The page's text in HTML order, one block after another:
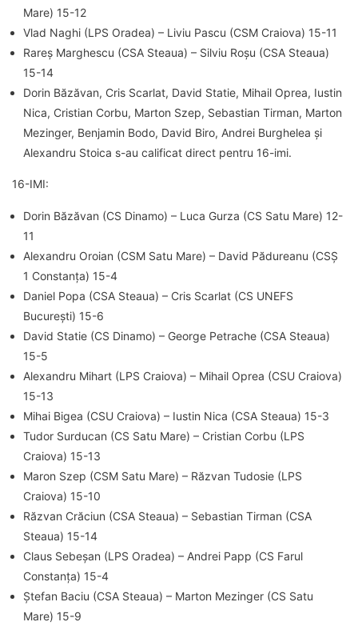
Mare) 15-12
Vlad Naghi (LPS Oradea) – Liviu Pascu (CSM Craiova) 15-11
Rareș Marghescu (CSA Steaua) – Silviu Roșu (CSA Steaua)
15-14
Dorin Băzăvan, Cris Scarlat, David Statie, Mihail Oprea, Iustin
Nica, Cristian Corbu, Marton Szep, Sebastian Tirman, Marton
Mezinger, Benjamin Bodo, David Biro, Andrei Burghelea și
Alexandru Stoica s-au calificat direct pentru 16-imi.
16-IMI:
Dorin Băzăvan (CS Dinamo) – Luca Gurza (CS Satu Mare) 12-
11
Alexandru Oroian (CSM Satu Mare) – David Pădureanu (CSȘ
1 Constanța) 15-4
Daniel Popa (CSA Steaua) – Cris Scarlat (CS UNEFS
București) 15-6
David Statie (CS Dinamo) – George Petrache (CSA Steaua)
15-5
Alexandru Mihart (LPS Craiova) – Mihail Oprea (CSU Craiova)
15-13
Mihai Bigea (CSU Craiova) – Iustin Nica (CSA Steaua) 15-3
Tudor Surducan (CS Satu Mare) – Cristian Corbu (LPS
Craiova) 15-13
Maron Szep (CSM Satu Mare) – Răzvan Tudosie (LPS
Craiova) 15-10
Răzvan Crăciun (CSA Steaua) – Sebastian Tirman (CSA
Steaua) 15-14
Claus Sebeșan (LPS Oradea) – Andrei Papp (CS Farul
Constanța) 15-4
Ștefan Baciu (CSA Steaua) – Marton Mezinger (CS Satu
Mare) 15-9